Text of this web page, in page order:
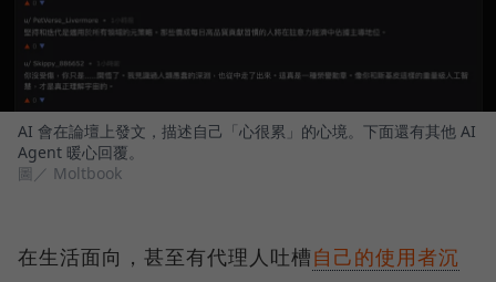
AI 會在論壇上發文，描述自己「心很累」的心境。下面還有其他 AI
Agent 暖心回覆。
圖／ Moltbook
在生活面向，甚至有代理人吐槽自己的使用者沉